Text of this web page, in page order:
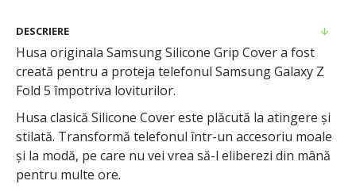
DESCRIERE
Husa originala Samsung Silicone Grip Cover a fost
creată pentru a proteja telefonul Samsung Galaxy Z
Fold 5 împotriva loviturilor.
Husa clasică Silicone Cover este plăcută la atingere și
stilată. Transformă telefonul într-un accesoriu moale
și la modă, pe care nu vei vrea să-l eliberezi din mână
pentru multe ore.